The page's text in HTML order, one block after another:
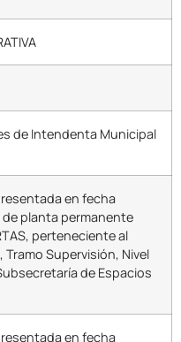
de Intendenta Municipal
en fecha
de planta permanente
perteneciente al
Supervisión, Nivel
de Espacios
en fecha